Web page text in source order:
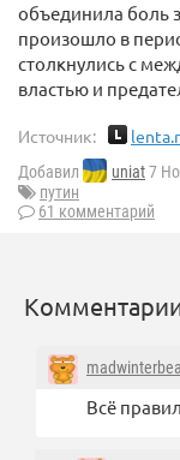
объединила боль
произошло в
столкнулись с
властью и
Источник:
Добавил uniat7
путин
61 комментарий
Всё